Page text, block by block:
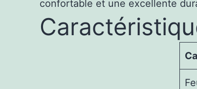
confortable et une excellente